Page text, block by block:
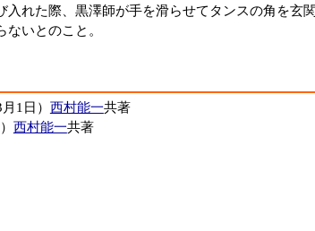
れた際、黒澤師が手を滑らせてタンスの角を玄
いとのこと。
1日） 西村能一共著
西村能一共著